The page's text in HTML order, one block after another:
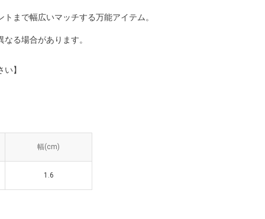
まで幅広いマッチする万能アイテム。
る場合があります。
】
幅(cm)
1.6